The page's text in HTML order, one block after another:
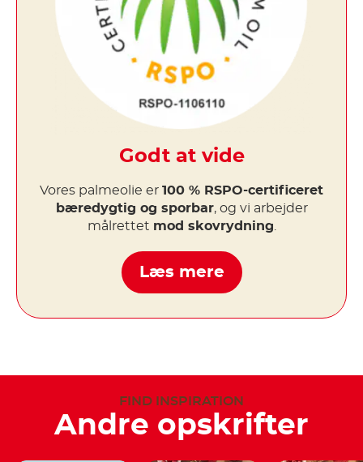
Godt at vide
Vores palmeolie er 100 % RSPO-certificeret
bæredygtig og sporbar, og vi arbejder
målrettet mod skovrydning
Læs mere
FIND INSPIRATION
Andre opskrifter